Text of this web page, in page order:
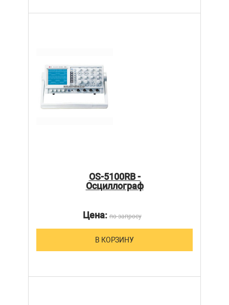
OS-5100RB -
Осциллограф
Цена:по запросу
В КОРЗИНУ